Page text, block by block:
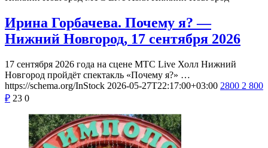
Ирина Горбачева. Почему я? —
Нижний Новгород, 17 сентября 2026
17 сентября 2026 года на сцене МТС Live Холл Нижний
Новгород пройдёт спектакль «Почему я?» …
https://schema.org/InStock 2026-05-27T22:17:00+03:00 2800 2 800
₽ 23 0